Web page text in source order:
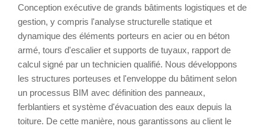
Conception exécutive de grands bâtiments logistiques et de
gestion, y compris l'analyse structurelle statique et
dynamique des éléments porteurs en acier ou en béton
armé, tours d'escalier et supports de tuyaux, rapport de
calcul signé par un technicien qualifié. Nous développons
les structures porteuses et l'enveloppe du bâtiment selon
un processus BIM avec définition des panneaux,
ferblantiers et système d'évacuation des eaux depuis la
toiture. De cette manière, nous garantissons au client le